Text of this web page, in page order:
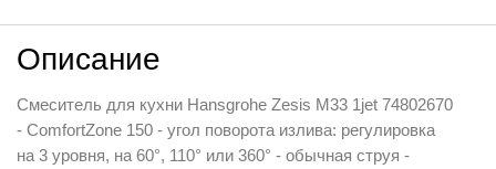
Описание
Смеситель для кухни Hansgrohe Zesis M33 1jet 74802670
- ComfortZone 150 - угол поворота излива: регулировка
на 3 уровня, на 60°, 110° или 360° - обычная струя -